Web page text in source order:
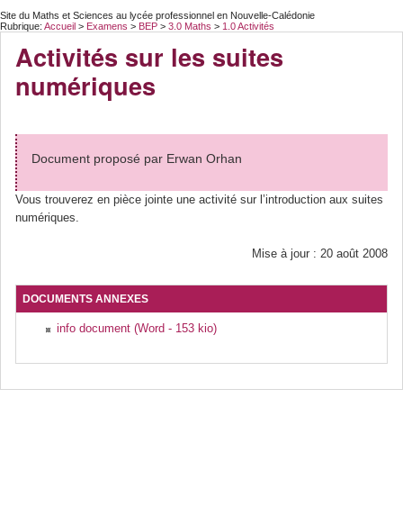
Site du Maths et Sciences au lycée professionnel en Nouvelle-Calédonie
Rubrique: Accueil > Examens > BEP > 3.0 Maths > 1.0 Activités
Activités sur les suites
numériques
Document proposé par Erwan Orhan
Vous trouverez en pièce jointe une activité sur l’introduction aux suites
numériques.
Mise à jour : 20 août 2008
DOCUMENTS ANNEXES
info document (Word - 153 kio)